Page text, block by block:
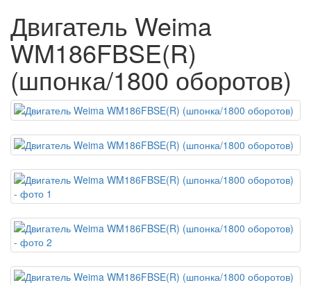
Двигатель Weima
WM186FBSE(R)
(шпонка/1800 оборотов)